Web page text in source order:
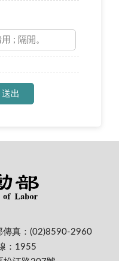
傳真：(02)8590-2960
：1955